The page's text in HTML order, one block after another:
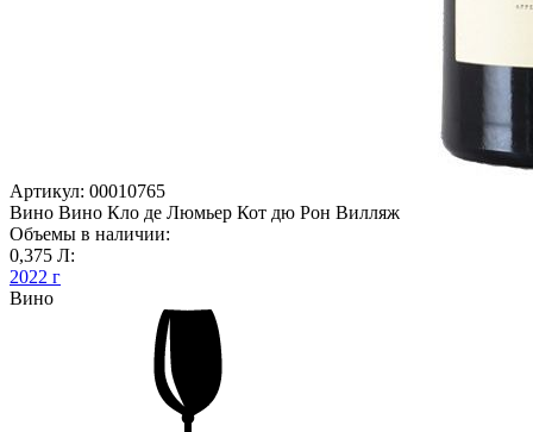
Артикул: 00010765
Вино Вино Кло де Люмьер Кот дю Рон Вилляж
Объемы в наличии:
0,375 Л:
2022 г
Вино